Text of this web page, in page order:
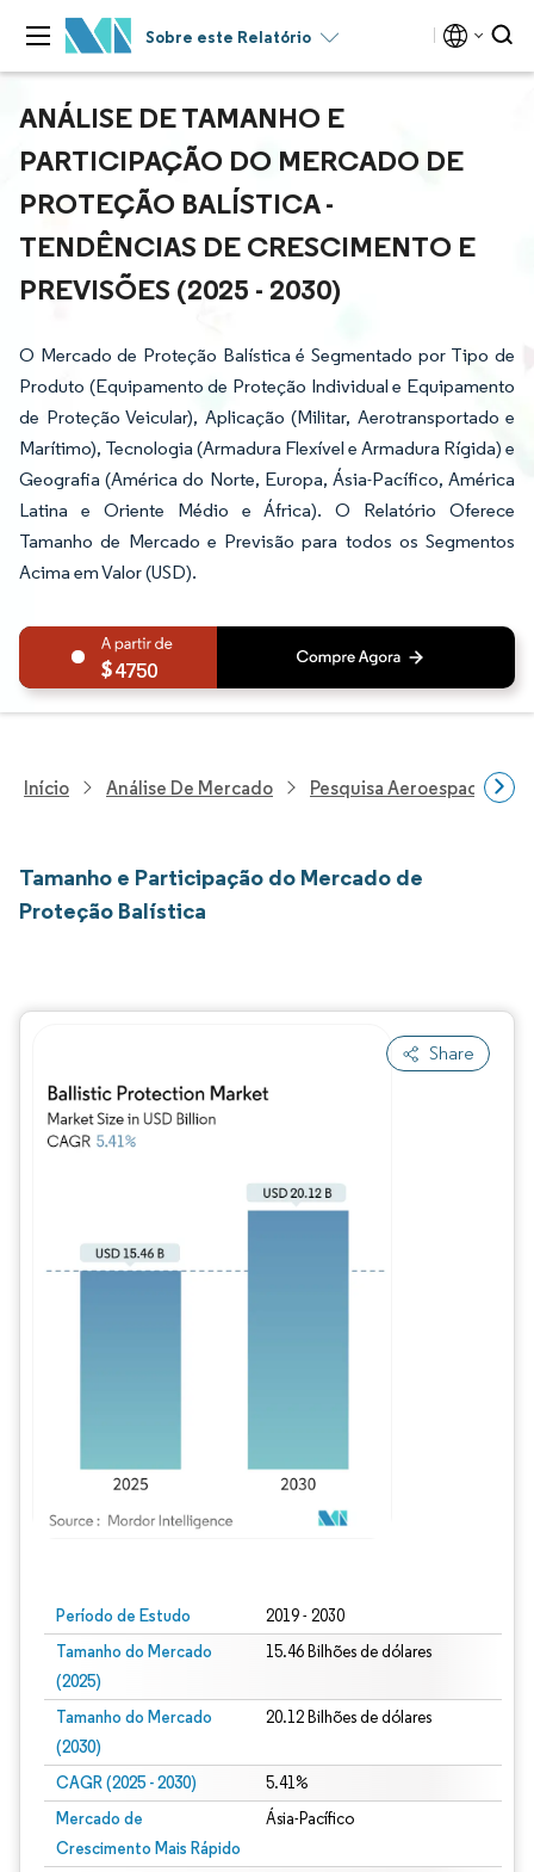
Sobre este Relatório
ANÁLISE DE TAMANHO E
PARTICIPAÇÃO DO MERCADO DE
PROTEÇÃO BALÍSTICA -
TENDÊNCIAS DE CRESCIMENTO E
PREVISÕES (2025 - 2030)
O Mercado de Proteção Balística é Segmentado por Tipo de
Produto (Equipamento de Proteção Individual e Equipamento
de Proteção Veicular), Aplicação (Militar, Aerotransportado e
Marítimo), Tecnologia (Armadura Flexível e Armadura Rígida) e
Geografia (América do Norte, Europa, Ásia-Pacífico, América
Latina e Oriente Médio e África). O Relatório Oferece
Tamanho de Mercado e Previsão para todos os Segmentos
Acima em Valor (USD).
4750
Início Análise De Mercado Pesquisa Aeroespacial E
Tamanho e Participação do Mercado de
Proteção Balística
Share
Período de Estudo 2019 - 2030
Tamanho do Mercado
(2025)
15.46 Bilhões de dólares
Tamanho do Mercado
(2030)
20.12 Bilhões de dólares
CAGR (2025 - 2030) 5.41%
Mercado de
Crescimento Mais Rápido
Ásia-Pacífico